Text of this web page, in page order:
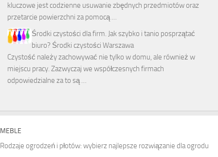
kluczowe jest codzienne usuwanie zbędnych przedmiotów oraz
przetarcie powierzchni za pomocą …
Środki czystości dla firm. Jak szybko i tanio posprzątać
biuro? Środki czystości Warszawa
Czystość należy zachowywać nie tylko w domu, ale również w
miejscu pracy. Zazwyczaj we współczesnych firmach
odpowiedzialne za to są …
MEBLE
Rodzaje ogrodzeń i płotów: wybierz najlepsze rozwiązanie dla ogrodu